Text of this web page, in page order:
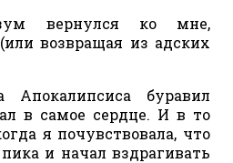
вернулся ко мне,
возвращая из адских
Апокалипсиса буравил
в самое сердце. И в то
я почувствовала, что
и начал вздрагивать